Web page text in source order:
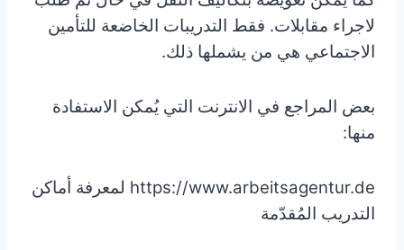
لاجراء مقابلات. فقط التدريبات الخاضعة للتأمين
الاجتماعي هي من يشملها ذلك.
بعض المراجع في الانترنت التي يُمكن الاستفادة
منها:
https://www.arbeitsagentur.de لمعرفة أماكن
التدريب المُقدّمة